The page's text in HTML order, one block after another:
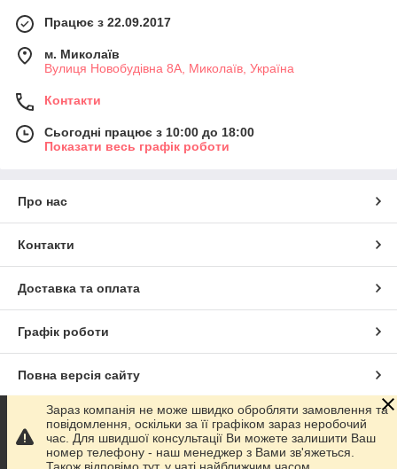
Працює з 22.09.2017
м. Миколаїв
Вулиця Новобудівна 8А, Миколаїв, Україна
Контакти
Сьогодні працює з 10:00 до 18:00
Показати весь графік роботи
Про нас
Контакти
Доставка та оплата
Графік роботи
Повна версія сайту
Сайт створено на маркетплейсіProm.ua
Політика конфіденційності
Зараз компанія не може швидко обробляти замовлення та
повідомлення, оскільки за її графіком зараз неробочий
час. Для швидшої консультації Ви можете залишити Ваш
номер телефону - наш менеджер з Вами зв'яжеться.